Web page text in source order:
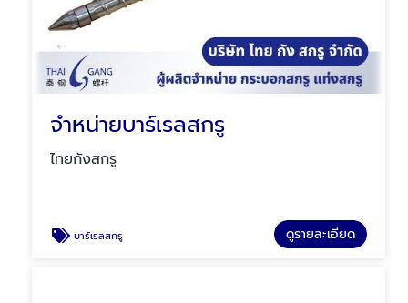
จำหน่ายบาร์เรลสกรู
ไทยกังสกรู
บาร์เรลสกรู ดูรายละเอียด